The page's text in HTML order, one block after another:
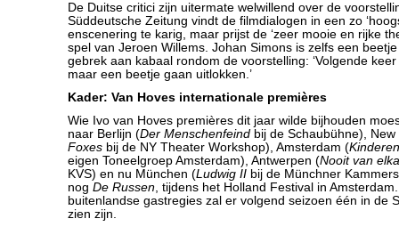
De Duitse critici zijn uitermate welwillend over de
Süddeutsche Zeitung vindt de filmdialogen in een zo
enscenering te karig, maar prijst de ‘zeer mooie en rijke
spel van Jeroen Willems. Johan Simons is zelfs een
gebrek aan kabaal rondom de voorstelling: ‘Volgende
maar een beetje gaan uitlokken.’
Kader: Van Hoves internationale premières
Wie Ivo van Hoves premières dit jaar wilde bijhouden
naar Berlijn (Der Menschenfeind bij de Schaubühne), New
Foxes bij de NY Theater Workshop), Amsterdam (
eigen Toneelgroep Amsterdam), Antwerpen (Nooit van
KVS) en nu München (Ludwig II bij de Münchner
nog De Russen, tijdens het Holland Festival in
buitenlandse gastregies zal er volgend seizoen één in de
zien zijn.